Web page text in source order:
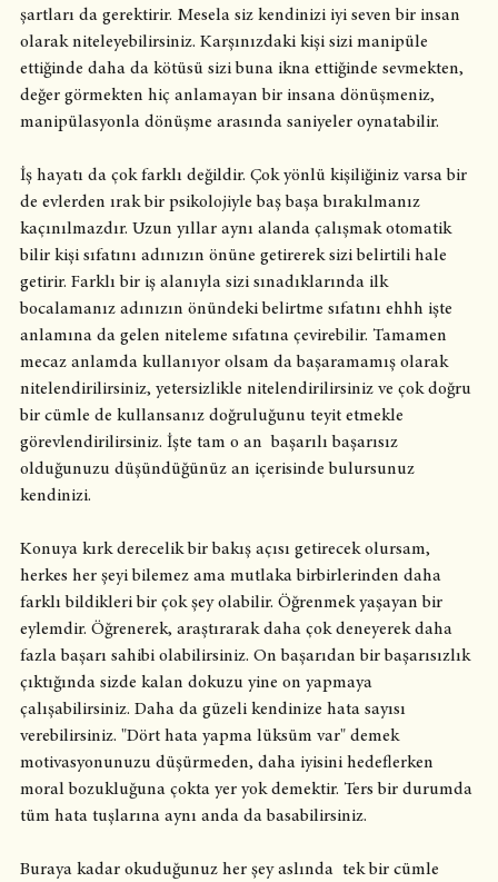
şartları da gerektirir. Mesela siz kendinizi iyi seven bir insan
olarak niteleyebilirsiniz. Karşınızdaki kişi sizi manipüle
ettiğinde daha da kötüsü sizi buna ikna ettiğinde sevmekten,
değer görmekten hiç anlamayan bir insana dönüşmeniz,
manipülasyonla dönüşme arasında saniyeler oynatabilir.
İş hayatı da çok farklı değildir. Çok yönlü kişiliğiniz varsa bir
de evlerden ırak bir psikolojiyle baş başa bırakılmanız
kaçınılmazdır. Uzun yıllar aynı alanda çalışmak otomatik
bilir kişi sıfatını adınızın önüne getirerek sizi belirtili hale
getirir. Farklı bir iş alanıyla sizi sınadıklarında ilk
bocalamanız adınızın önündeki belirtme sıfatını ehhh işte
anlamına da gelen niteleme sıfatına çevirebilir. Tamamen
mecaz anlamda kullanıyor olsam da başaramamış olarak
nitelendirilirsiniz, yetersizlikle nitelendirilirsiniz ve çok doğru
bir cümle de kullansanız doğruluğunu teyit etmekle
görevlendirilirsiniz. İşte tam o an  başarılı başarısız
olduğunuzu düşündüğünüz an içerisinde bulursunuz
kendinizi.
Konuya kırk derecelik bir bakış açısı getirecek olursam,
herkes her şeyi bilemez ama mutlaka birbirlerinden daha
farklı bildikleri bir çok şey olabilir. Öğrenmek yaşayan bir
eylemdir. Öğrenerek, araştırarak daha çok deneyerek daha
fazla başarı sahibi olabilirsiniz. On başarıdan bir başarısızlık
çıktığında sizde kalan dokuzu yine on yapmaya
çalışabilirsiniz. Daha da güzeli kendinize hata sayısı
verebilirsiniz. "Dört hata yapma lüksüm var" demek
motivasyonunuzu düşürmeden, daha iyisini hedeflerken
moral bozukluğuna çokta yer yok demektir. Ters bir durumda
tüm hata tuşlarına aynı anda da basabilirsiniz.
Buraya kadar okuduğunuz her şey aslında  tek bir cümle